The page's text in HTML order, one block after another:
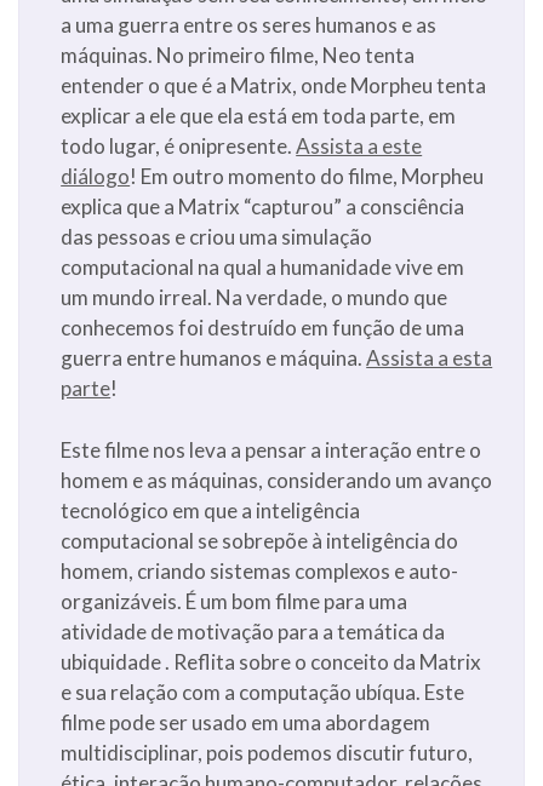
a uma guerra entre os seres humanos e as
máquinas. No primeiro filme, Neo tenta
entender o que é a Matrix, onde Morpheu tenta
explicar a ele que ela está em toda parte, em
todo lugar, é onipresente.Assista a este
diálogo! Em outro momento do filme, Morpheu
explica que a Matrix “capturou” a consciência
das pessoas e criou uma simulação
computacional na qual a humanidade vive em
um mundo irreal. Na verdade, o mundo que
conhecemos foi destruído em função de uma
guerra entre humanos e máquina.Assista a esta
parte!
Este filme nos leva a pensar a interação entre o
homem e as máquinas, considerando um avanço
tecnológico em que a inteligência
computacional se sobrepõe à inteligência do
homem, criando sistemas complexos e auto-
organizáveis. É um bom filme para uma
atividade de motivação para a temática da
ubiquidade . Reflita sobre o conceito da Matrix
e sua relação com a computação ubíqua. Este
filme pode ser usado em uma abordagem
multidisciplinar, pois podemos discutir futuro,